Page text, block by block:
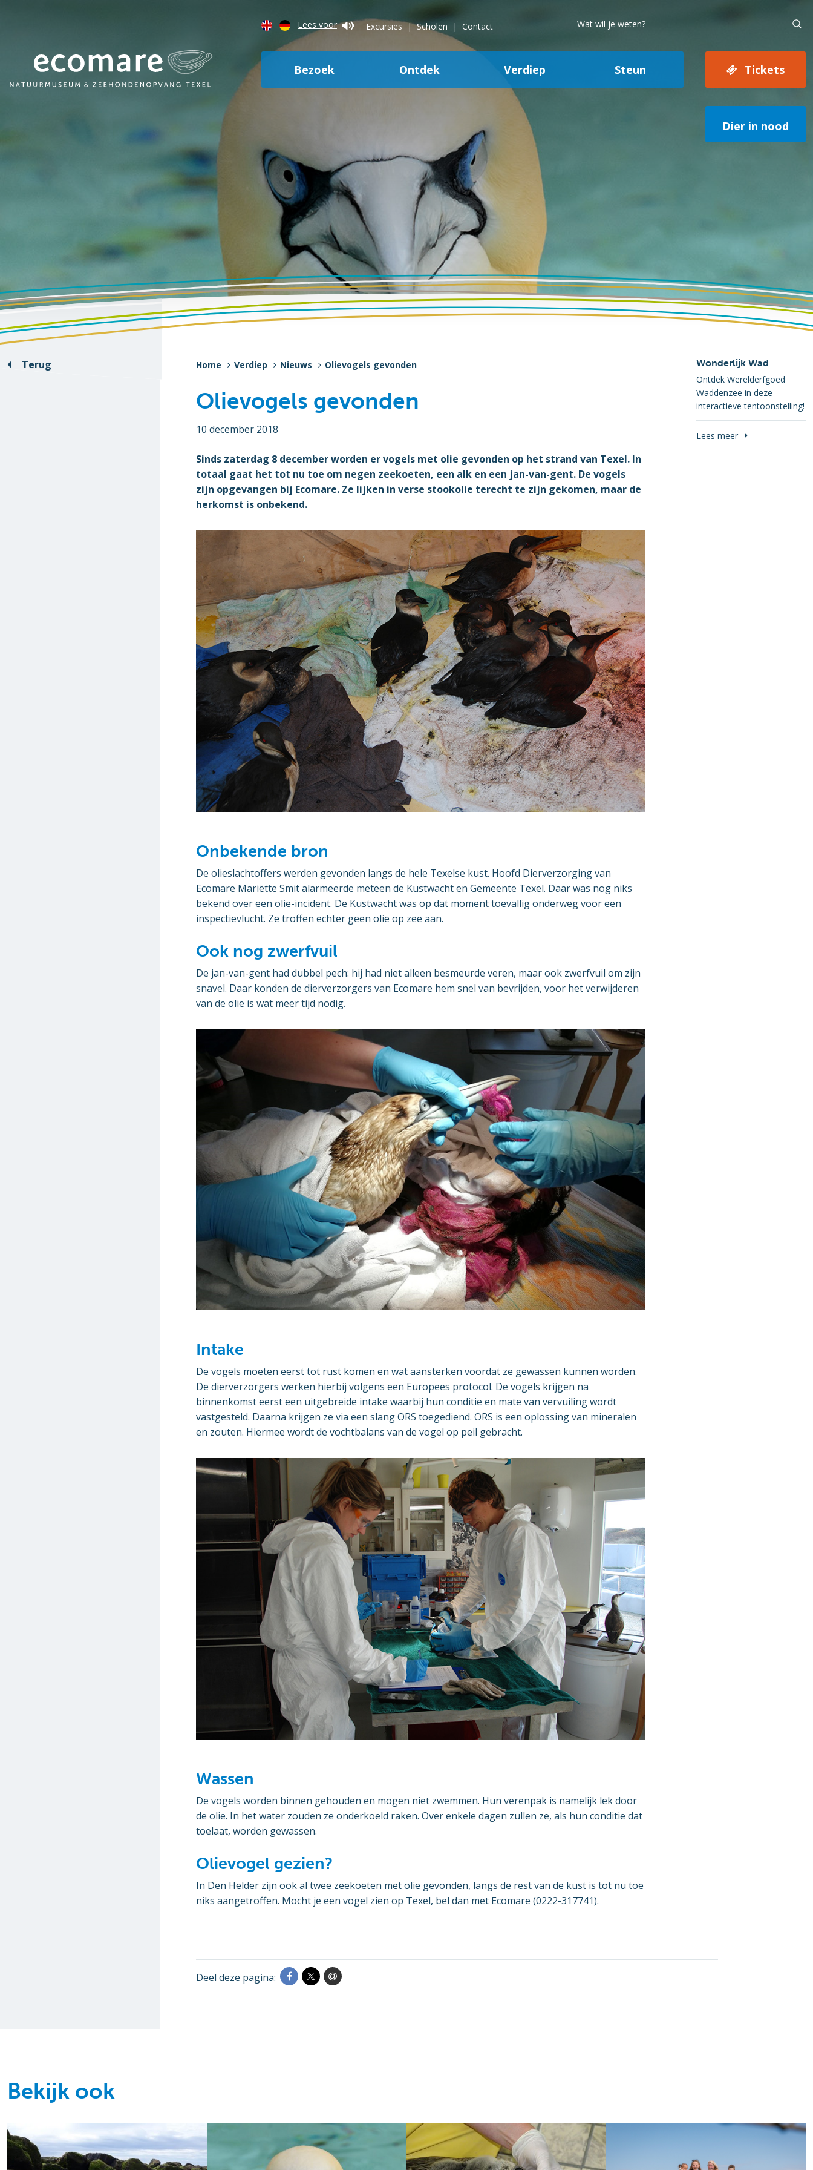
Lees voor Excursies Scholen Contact
Bezoek Ontdek Verdiep Steun Tickets
Dier in nood
Terug Home Verdiep Nieuws Olievogels gevonden
Olievogels gevonden
10 december 2018
Sinds zaterdag 8 december worden er vogels met olie gevonden op het strand van Texel. In
totaal gaat het tot nu toe om negen zeekoeten, een alk en een jan-van-gent. De vogels
zijn opgevangen bij Ecomare. Ze lijken in verse stookolie terecht te zijn gekomen, maar de
herkomst is onbekend.
Onbekende bron
De olieslachtoffers werden gevonden langs de hele Texelse kust. Hoofd Dierverzorging van
Ecomare Mariëtte Smit alarmeerde meteen de Kustwacht en Gemeente Texel. Daar was nog niks
bekend over een olie-incident. De Kustwacht was op dat moment toevallig onderweg voor een
inspectievlucht. Ze troffen echter geen olie op zee aan.
Ook nog zwerfvuil
De jan-van-gent had dubbel pech: hij had niet alleen besmeurde veren, maar ook zwerfvuil om zijn
snavel. Daar konden de dierverzorgers van Ecomare hem snel van bevrijden, voor het verwijderen
van de olie is wat meer tijd nodig.
Intake
De vogels moeten eerst tot rust komen en wat aansterken voordat ze gewassen kunnen worden.
De dierverzorgers werken hierbij volgens een Europees protocol. De vogels krijgen na
binnenkomst eerst een uitgebreide intake waarbij hun conditie en mate van vervuiling wordt
vastgesteld. Daarna krijgen ze via een slang ORS toegediend. ORS is een oplossing van mineralen
en zouten. Hiermee wordt de vochtbalans van de vogel op peil gebracht.
Wassen
De vogels worden binnen gehouden en mogen niet zwemmen. Hun verenpak is namelijk lek door
de olie. In het water zouden ze onderkoeld raken. Over enkele dagen zullen ze, als hun conditie dat
toelaat, worden gewassen.
Olievogel gezien?
In Den Helder zijn ook al twee zeekoeten met olie gevonden, langs de rest van de kust is tot nu toe
niks aangetroffen. Mocht je een vogel zien op Texel, bel dan met Ecomare (0222-317741).
Deel deze pagina:
Wonderlijk Wad
Ontdek Werelderfgoed
Waddenzee in deze
interactieve tentoonstelling!
Lees meer
Bekijk ook